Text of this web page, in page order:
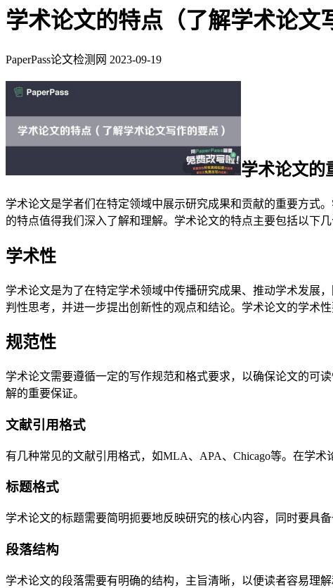
学术论文的特点（了解学术论文
PaperPass论文检测网 2023-09-19
学术论文的
学术论文是学者们在特定领域中展示研究成果和贡献的重要方式
的特点值得我们深入了解和理解。学术论文的特点主要包括以下几
学术性
学术论文是为了在特定学术领域中传播研究成果、推动学术发展
判性思考，并进一步提出创新性的观点和结论。学术论文的学术
规范性
学术论文需要遵循一定的写作规范和格式要求，以确保论文的可
解的重要保证。
文献引用格式
有几种常见的文献引用格式，如MLA、APA、Chicago等。在学
标题格式
学术论文的标题需要简明扼要地反映研究的核心内容，同时要具
段落结构
学术论文的段落需要有明确的结构，主旨清晰，以便读者容易理